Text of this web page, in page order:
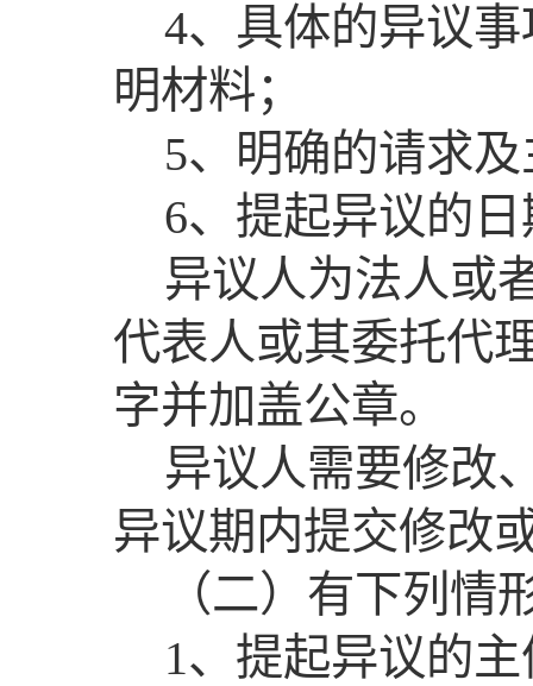
4、具体的异议
明材料；
5、明确的请求
6、提起异议的
异议人为法人或
代表人或其委托代
字并加盖公章。
异议人需要修改
异议期内提交修改
（二）有下列情
1、提起异议的